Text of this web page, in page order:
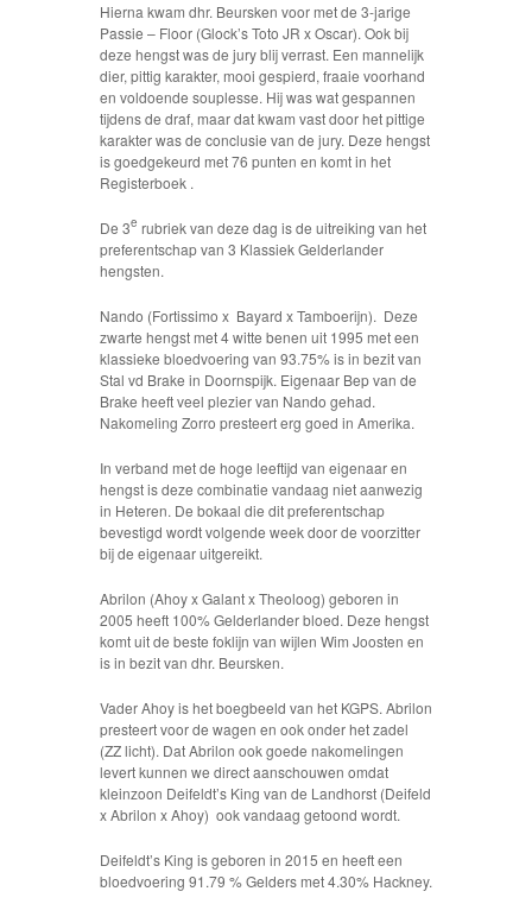
Hierna kwam dhr. Beursken voor met de 3-jarige
Passie – Floor (Glock’s Toto JR x Oscar). Ook bij
deze hengst was de jury blij verrast. Een mannelijk
dier, pittig karakter, mooi gespierd, fraaie voorhand
en voldoende souplesse. Hij was wat gespannen
tijdens de draf, maar dat kwam vast door het pittige
karakter was de conclusie van de jury. Deze hengst
is goedgekeurd met 76 punten en komt in het
Registerboek .
De 3e rubriek van deze dag is de uitreiking van het
preferentschap van 3 Klassiek Gelderlander
hengsten.
Nando (Fortissimo x Bayard x Tamboerijn). Deze
zwarte hengst met 4 witte benen uit 1995 met een
klassieke bloedvoering van 93.75% is in bezit van
Stal vd Brake in Doornspijk. Eigenaar Bep van de
Brake heeft veel plezier van Nando gehad.
Nakomeling Zorro presteert erg goed in Amerika.
In verband met de hoge leeftijd van eigenaar en
hengst is deze combinatie vandaag niet aanwezig
in Heteren. De bokaal die dit preferentschap
bevestigd wordt volgende week door de voorzitter
bij de eigenaar uitgereikt.
Abrilon (Ahoy x Galant x Theoloog) geboren in
2005 heeft 100% Gelderlander bloed. Deze hengst
komt uit de beste foklijn van wijlen Wim Joosten en
is in bezit van dhr. Beursken.
Vader Ahoy is het boegbeeld van het KGPS. Abrilon
presteert voor de wagen en ook onder het zadel
(ZZ licht). Dat Abrilon ook goede nakomelingen
levert kunnen we direct aanschouwen omdat
kleinzoon Deifeldt’s King van de Landhorst (Deifeld
x Abrilon x Ahoy) ook vandaag getoond wordt.
Deifeldt’s King is geboren in 2015 en heeft een
bloedvoering 91.79 % Gelders met 4.30% Hackney.